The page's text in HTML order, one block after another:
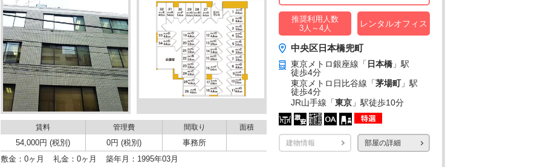
賃料 管理費 間取り 面積
54,000円 (税別) 0円 (税別)
事務所
敷金：0ヶ月
礼金：0ヶ月 築年月：1995年03月
推奨利用人数
3人～4人
レンタルオフィス
中央区日本橋兜町
東京メトロ銀座線「 日本橋 」駅
徒歩4分
東京メトロ日比谷線「茅場町」駅
徒歩4分
JR山手線「東京 」駅徒歩10分
建物情報 部屋の詳細